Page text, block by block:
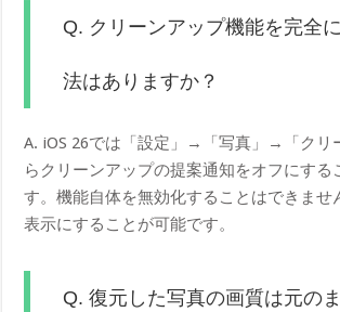
Q. クリーンアップ機能を完全
法はありますか？
A. iOS 26では「設定」→「写真」→「クリ
らクリーンアップの提案通知をオフにする
す。機能自体を無効化することはできませ
表示にすることが可能です。
Q. 復元した写真の画質は元の